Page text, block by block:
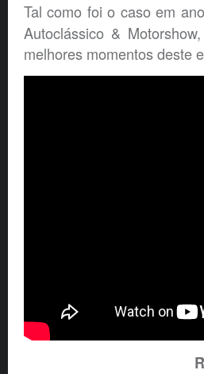
Tal como foi o caso em
Autoclássico &
melhores momentos deste